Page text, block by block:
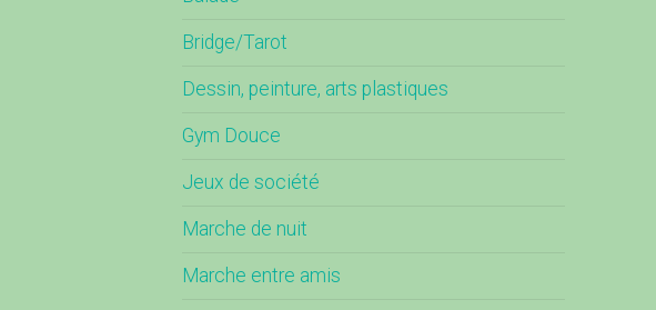
Bridge/Tarot
Dessin, peinture, arts plastiques
Gym Douce
Jeux de société
Marche de nuit
Marche entre amis